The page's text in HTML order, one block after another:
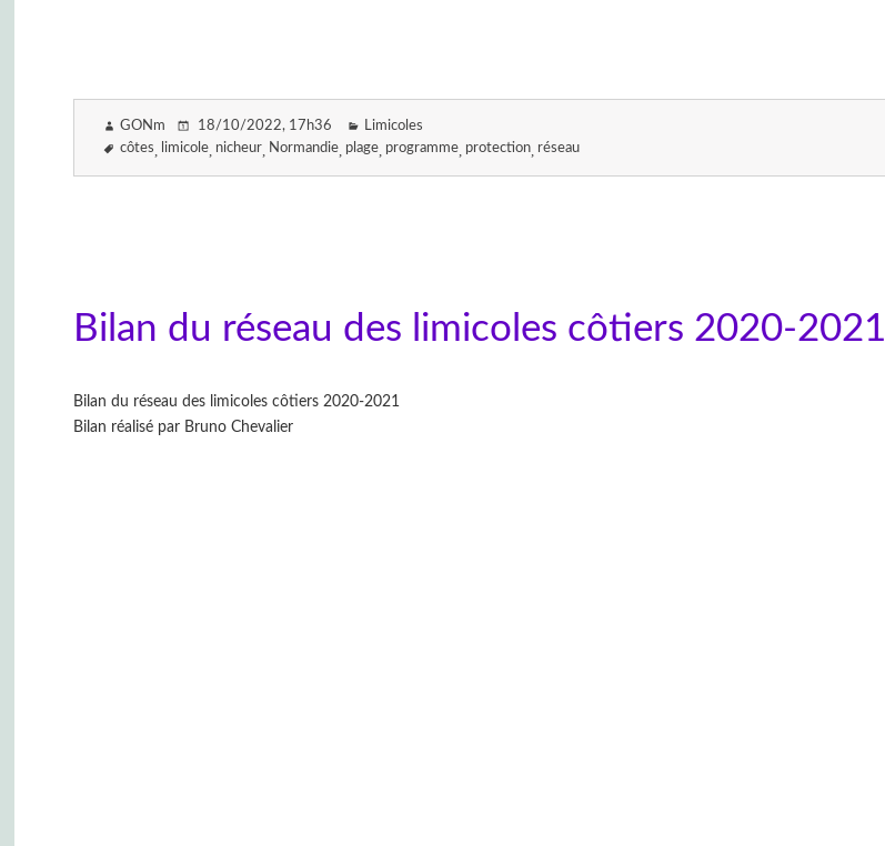
GONm 18/10/2022, 17h36
Limicoles
côtes
limicole nicheur Normandie plage programme protection réseau
Bilan du réseau des limicoles côtiers 2020-2021
Bilan du réseau des limicoles côtiers 2020-2021
Bilan réalisé par Bruno Chevalier